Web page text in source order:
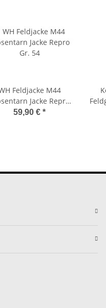
Feldjacke M44
Jacke Repro
Gr. 54
59,90 € *